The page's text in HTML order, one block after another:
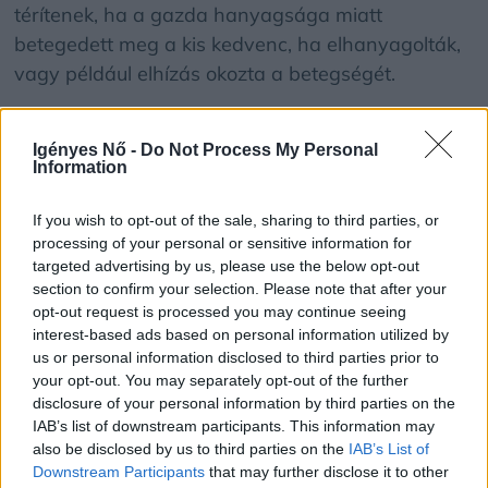
Igényes Nő - Do Not Process My Personal
Information
If you wish to opt-out of the sale, sharing to third parties, or
processing of your personal or sensitive information for
targeted advertising by us, please use the below opt-out
section to confirm your selection. Please note that after your
opt-out request is processed you may continue seeing
interest-based ads based on personal information utilized by
us or personal information disclosed to third parties prior to
your opt-out. You may separately opt-out of the further
disclosure of your personal information by third parties on the
IAB’s list of downstream participants. This information may
also be disclosed by us to third parties on the IAB’s List of
Downstream Participants that may further disclose it to other
térítenek, ha a gazda hanyagsága miatt
betegedett meg a kis kedvenc, ha elhanyagolták,
vagy például elhízás okozta a betegségét.
Kisállat által okozott kár felelősségbiztosítása
kiadást egy kisállat a gazdájának, de azzal is, ha
másnak kárt csinál. Ha egy kutya megharap
valakit, akkor az illető kártérítést kérhet, de akkor
is beperelhetik a gazdát, ha kiszaladt a kutya az
útra, és balesetet okozott. Egy autóban akár több
millió forintos kárt is okozhat egy elé ugró eb, de
ha egy kerékpárost dönt fel, aki megsérül, az is
több millió forintos kártérítési igénnyel
jelentkezhet a gazdájánál a kieső munkabére és